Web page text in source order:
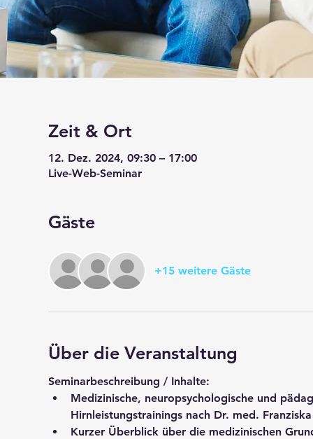
Zeit & Ort
12. Dez. 2024, 09:30 – 17:00
Live-Web-Seminar
Gäste
+15 weitere Gäste
Über die Veranstaltung
Seminarbeschreibung / Inhalte:
Medizinische, neuropsychologische und
Hirnleistungstrainings nach Dr. med.
Kurzer Überblick über die medizinischen